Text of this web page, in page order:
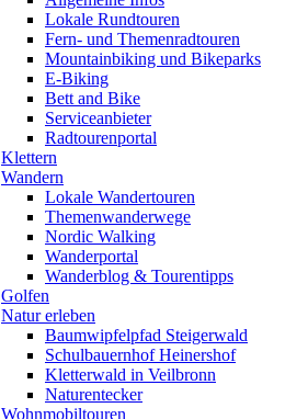
Lokale Rundtouren
Fern- und Themenradtouren
Mountainbiking und Bikeparks
E-Biking
Bett and Bike
Serviceanbieter
Radtourenportal
Klettern
Wandern
Lokale Wandertouren
Themenwanderwege
Nordic Walking
Wanderportal
Wanderblog & Tourentipps
Golfen
Natur erleben
Baumwipfelpfad Steigerwald
Schulbauernhof Heinershof
Kletterwald in Veilbronn
Naturentecker
Wohnmobiltouren